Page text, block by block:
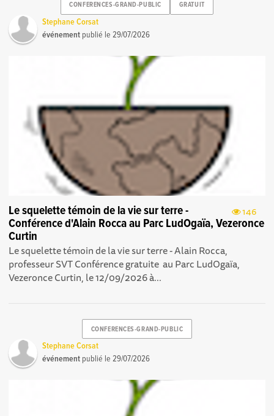
CONFERENCES-GRAND-PUBLIC GRATUIT
Stephane Corsat
événement publié le29/07/2026
146
Le squelette témoin de la vie sur terre -
Conférence d'Alain Rocca au Parc LudOgaïa, Vezeronce
Curtin
Le squelette témoin de la vie sur terre - Alain Rocca,
professeur SVT Conférence gratuite au Parc LudOgaïa,
Vezeronce Curtin, le 12/09/2026 à...
CONFERENCES-GRAND-PUBLIC
Stephane Corsat
événement publié le29/07/2026